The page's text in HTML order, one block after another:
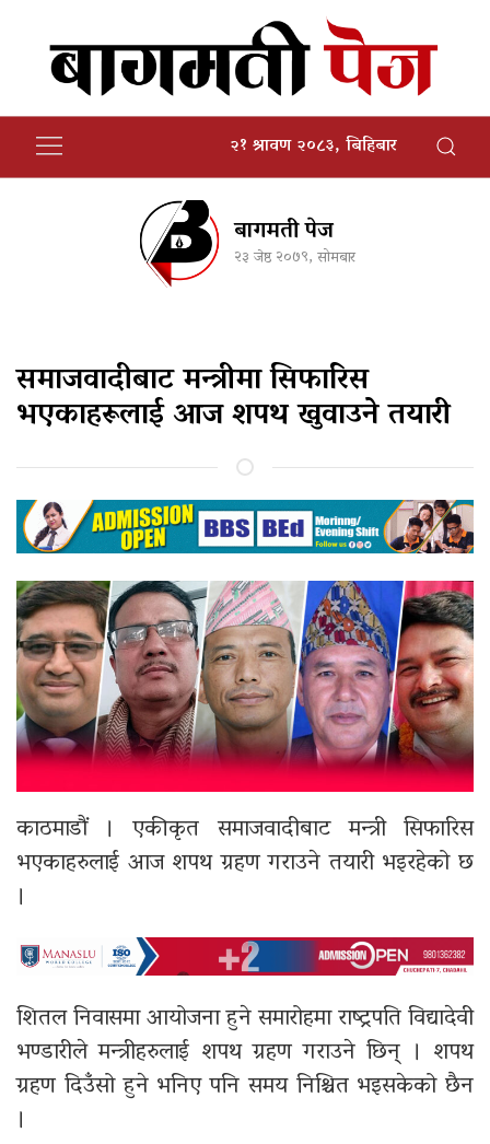
२१ श्रावण २०८३, बिहिबार
बागमती पेज
२३ जेष्ठ २०७९, सोमबार
समाजवादीबाट मन्त्रीमा सिफारिस
भएकाहरूलाई आज शपथ खुवाउने तयारी
काठमाडौं । एकीकृत समाजवादीबाट मन्त्री सिफारिस
भएकाहरुलाई आज शपथ ग्रहण गराउने तयारी भइरहेको छ
।
शितल निवासमा आयोजना हुने समारोहमा राष्ट्रपति विद्यादेवी
भण्डारीले मन्त्रीहरुलाई शपथ ग्रहण गराउने छिन् । शपथ
ग्रहण दिउँसो हुने भनिए पनि समय निश्चित भइसकेको छैन
।